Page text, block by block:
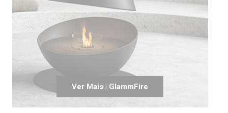
Ver Mais | GlammFire